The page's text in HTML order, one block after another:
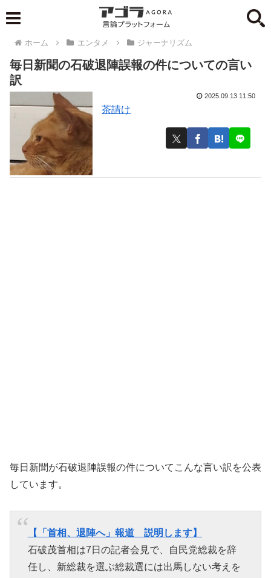
ホーム エンタメ ジャーナリズム
毎日新聞の石破退陣誤報の件についての言い
訳
茶請け
2025.09.13 11:50
毎日新聞が石破退陣誤報の件についてこんな言い訳を公表
しています。
【「首相、退陣へ」報道 説明します】
石破茂首相は7日の記者会見で、自民党総裁を辞
任し、新総裁を選ぶ総裁選には出馬しない考えを